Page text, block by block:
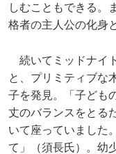
しむこともできる。
格者の主人公の化身
続いてミッドナイ
と、プリミティブな
子を発見。「子ども
丈のバランスをとる
いて座っていました
て」（須長氏）。幼